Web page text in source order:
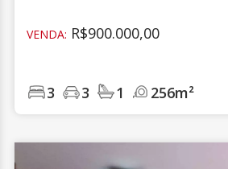
VENDA: R$900.000,00
3 3 1 256m²